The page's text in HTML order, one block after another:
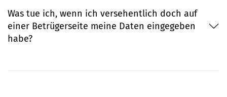
Was tue ich, wenn ich versehentlich doch auf
einer Betrügerseite meine Daten eingegeben
habe?